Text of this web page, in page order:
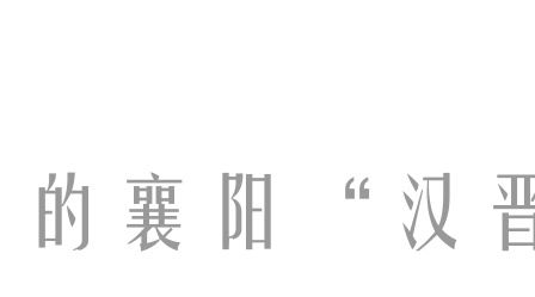
的襄阳“汉